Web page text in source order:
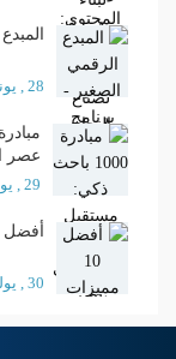
28 , يونيو , 2026
عصر
29 , يوليو , 2026
أفضل 10 مميزات لسفر رواد الأعمال إلى الصين
30 , يوليو , 2026